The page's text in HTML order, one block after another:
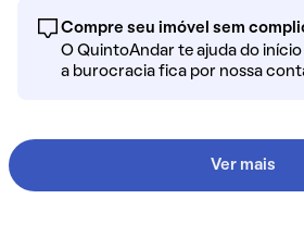
Compre seu imóvel sem
O QuintoAndar te ajuda do
a burocracia fica por nossa
Ver mais